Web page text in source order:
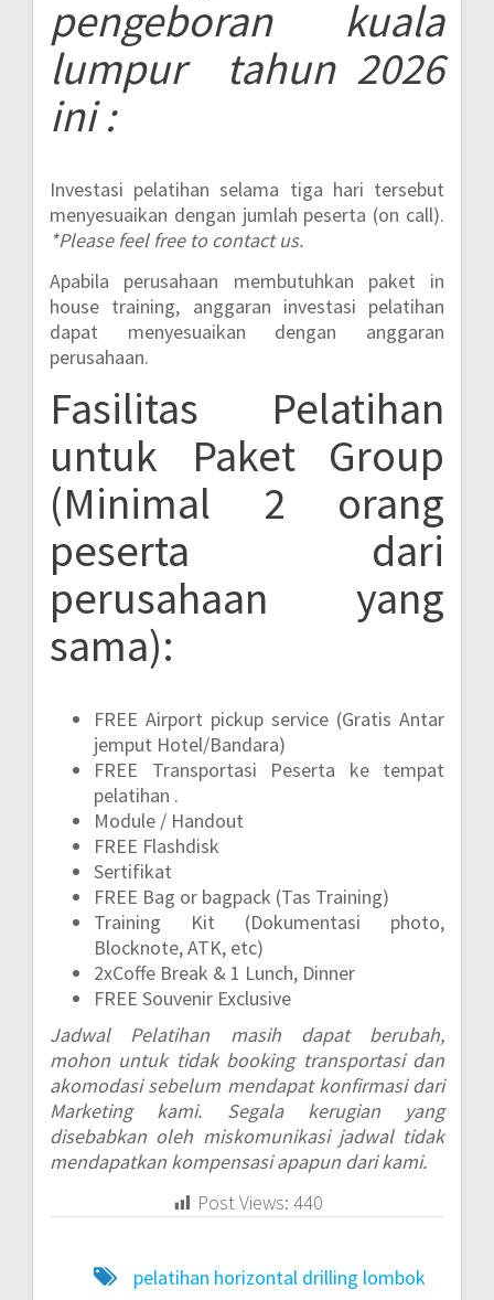
pengeboran kuala
lumpurtahun 2026
ini :
Investasi pelatihan selama tiga hari tersebut
menyesuaikan dengan jumlah peserta (on call).
*Please feel free to contact us.
Apabila perusahaan membutuhkan paket in
house training, anggaran investasi pelatihan
dapat menyesuaikan dengan anggaran
perusahaan.
Fasilitas Pelatihan
untuk Paket Group
(Minimal 2 orang
peserta dari
perusahaan yang
sama):
FREE Airport pickup service (Gratis Antar
jemput Hotel/Bandara)
FREE Transportasi Peserta ke tempat
pelatihan .
Module / Handout
FREE Flashdisk
Sertifikat
FREE Bag or bagpack (Tas Training)
Training Kit (Dokumentasi photo,
Blocknote, ATK, etc)
2xCoffe Break & 1 Lunch, Dinner
FREE Souvenir Exclusive
Jadwal Pelatihan masih dapat berubah,
mohon untuk tidak booking transportasi dan
akomodasi sebelum mendapat konfirmasi dari
Marketing kami. Segala kerugian yang
disebabkan oleh miskomunikasi jadwal tidak
mendapatkan kompensasi apapun dari kami.
Post Views: 440
pelatihan horizontal drilling lombok